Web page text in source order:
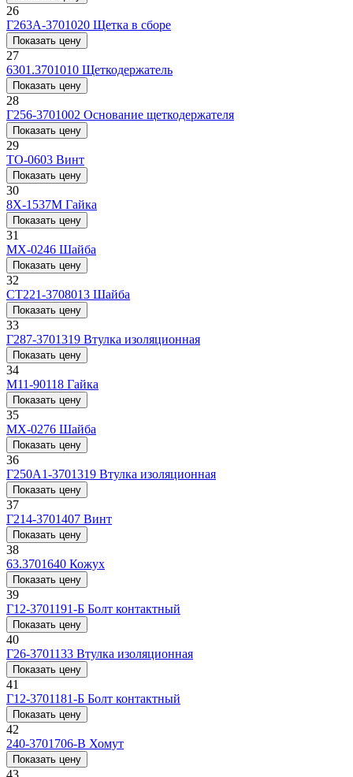
26
Г263А-3701020 Щетка в сборе
Показать цену
27
6301.3701010 Щеткодержатель
Показать цену
28
Г256-3701002 Основание щеткодержателя
Показать цену
29
ТО-0603 Винт
Показать цену
30
8Х-1537М Гайка
Показать цену
31
МХ-0246 Шайба
Показать цену
32
СТ221-3708013 Шайба
Показать цену
33
Г287-3701319 Втулка изоляционная
Показать цену
34
М11-90118 Гайка
Показать цену
35
МХ-0276 Шайба
Показать цену
36
Г250А1-3701319 Втулка изоляционная
Показать цену
37
Г214-3701407 Винт
Показать цену
38
63.3701640 Кожух
Показать цену
39
Г12-3701191-Б Болт контактный
Показать цену
40
Г26-3701133 Втулка изоляционная
Показать цену
41
Г12-3701181-Б Болт контактный
Показать цену
42
240-3701706-В Хомут
Показать цену
43